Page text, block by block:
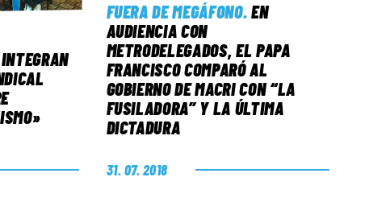
FUERA DE MEGÁFONO. EN
AUDIENCIA CON
METRODELEGADOS, EL PAPA
FRANCISCO COMPARÓ AL
GOBIERNO DE MACRI CON “LA
FUSILADORA” Y LA ÚLTIMA
DICTADURA
31. 07. 2018